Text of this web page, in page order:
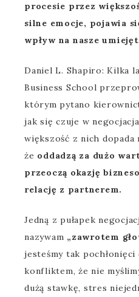
procesie przez
silne emocje, pojawia
wpływ na nasze
Daniel L. Shapiro: Kilka
Business School
którym pytano
jak się czuje w
większość z nich dopada
że oddadzą za dużo
przeoczą okazję
relację z partnerem.
Jedną z pułapek
nazywam „zawrotem
jesteśmy tak pochłonięci
konfliktem, że nie
dużą stawkę, stres